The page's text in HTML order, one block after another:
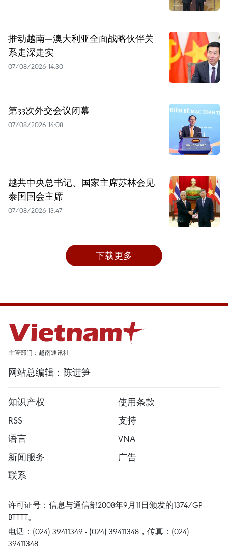
推动越南—澳大利亚全面战略伙伴关
系走深走实
07/08/2026 14:30
第33次外交会议闭幕
07/08/2026 14:08
越共中央总书记、国家主席苏林会见
泰国国会主席
07/08/2026 13:47
下载更多
主管部门：越南通讯社
网站总编辑：陈进笋
知识产权
使用条款
RSS
支持
语言
VNA
新闻服务
广告
联系
许可证号：信息与通信部2008年9月11日颁发的1374/GP-
BTTTT。
电话：(024) 39411349 - (024) 39411348，传真：(024)
39411348